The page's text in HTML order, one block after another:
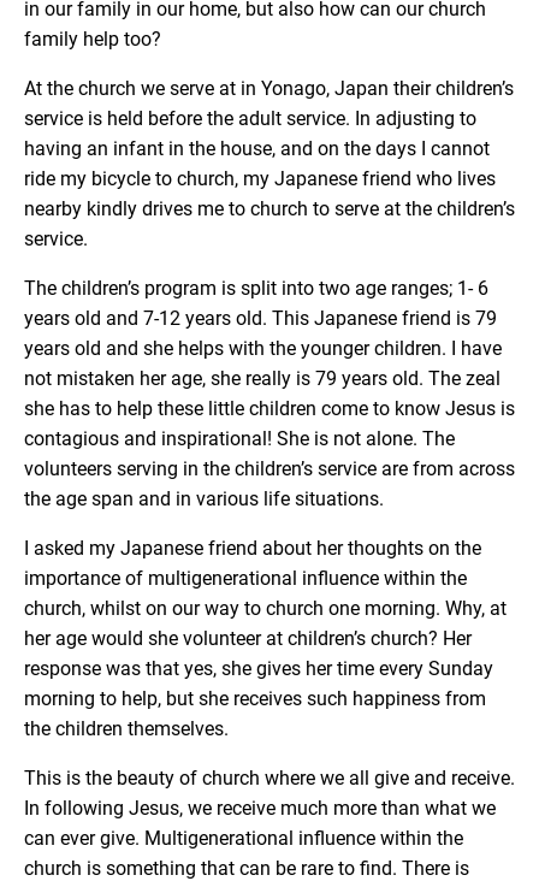
in our family in our home, but also how can our church
family help too?
At the church we serve at in Yonago, Japan their children’s
service is held before the adult service. In adjusting to
having an infant in the house, and on the days I cannot
ride my bicycle to church, my Japanese friend who lives
nearby kindly drives me to church to serve at the children’s
service.
The children’s program is split into two age ranges; 1- 6
years old and 7-12 years old. This Japanese friend is 79
years old and she helps with the younger children. I have
not mistaken her age, she really is 79 years old. The zeal
she has to help these little children come to know Jesus is
contagious and inspirational! She is not alone. The
volunteers serving in the children’s service are from across
the age span and in various life situations.
I asked my Japanese friend about her thoughts on the
importance of multigenerational influence within the
church, whilst on our way to church one morning. Why, at
her age would she volunteer at children’s church? Her
response was that yes, she gives her time every Sunday
morning to help, but she receives such happiness from
the children themselves.
This is the beauty of church where we all give and receive.
In following Jesus, we receive much more than what we
can ever give. Multigenerational influence within the
church is something that can be rare to find. There is